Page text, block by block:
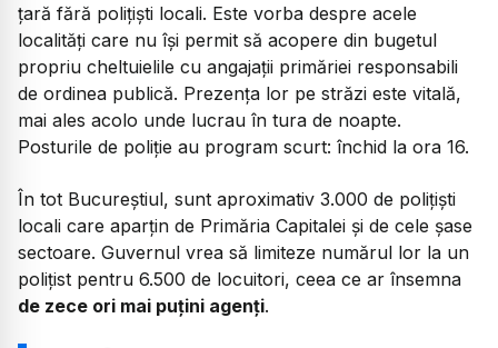
țară fără polițiști locali. Este vorba despre acele
localități care nu își permit să acopere din bugetul
propriu cheltuielile cu angajații primăriei responsabili
de ordinea publică. Prezența lor pe străzi este vitală,
mai ales acolo unde lucrau în tura de noapte.
Posturile de poliție au program scurt: închid la ora 16.
În tot Bucureștiul, sunt aproximativ 3.000 de polițiști
locali care aparțin de Primăria Capitalei și de cele șase
sectoare. Guvernul vrea să limiteze numărul lor la un
polițist pentru 6.500 de locuitori, ceea ce ar însemna
de zece ori mai puțini agenți.